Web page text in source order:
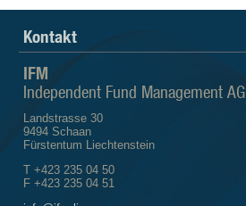
Kontakt
IFM
Independent Fund Management AG
Landstrasse 30
9494 Schaan
Fürstentum Liechtenstein
T +423 235 04 50
F +423 235 04 51